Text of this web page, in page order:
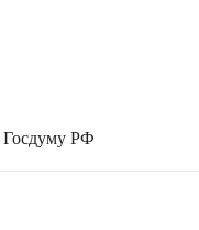
Госдуму РФ